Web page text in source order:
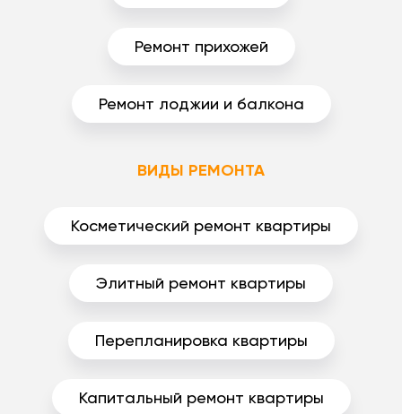
Ремонт прихожей
Ремонт лоджии и балкона
ВИДЫ РЕМОНТА
Косметический ремонт квартиры
Элитный ремонт квартиры
Перепланировка квартиры
Капитальный ремонт квартиры